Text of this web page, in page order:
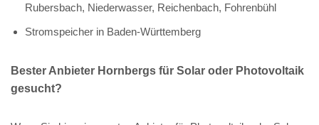
Rubersbach, Niederwasser, Reichenbach, Fohrenbühl
Stromspeicher in Baden-Württemberg
Bester Anbieter Hornbergs für Solar oder Photovoltaik
gesucht?